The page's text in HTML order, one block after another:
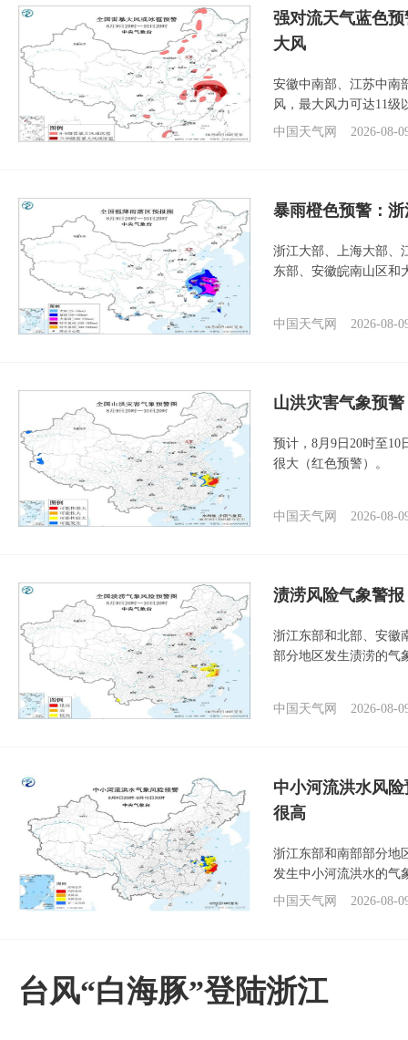
强对流天气蓝色
大风
安徽中南部、江苏中南
风，最大风力可达11级
中国天气网
2026-08-
暴雨橙色预警：
浙江大部、上海大部、
东部、安徽皖南山区和
中国天气网 2026-08-
山洪灾害气象预
预计，8月9日20时至
很大（红色预警）。
中国天气网 2026-08-
渍涝风险气象警
浙江东部和北部、安徽
部分地区发生渍涝的气
中国天气网 2026-08-
中小河流洪水风
很高
浙江东部和南部部分地
发生中小河流洪水的气
中国天气网
2026-08-
台风“白海豚”登陆浙江